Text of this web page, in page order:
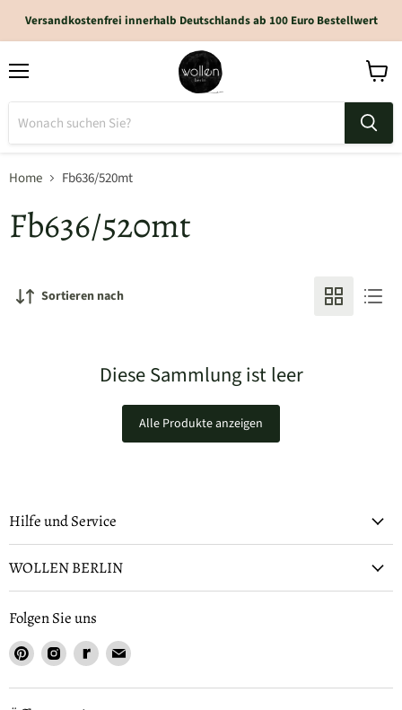
Versandkostenfrei innerhalb Deutschlands ab 100 Euro Bestellwert
Home Fb636/520mt
Fb636/520mt
Sortieren nach
Diese Sammlung ist leer
Alle Produkte anzeigen
Hilfe und Service
WOLLEN BERLIN
Folgen Sie uns